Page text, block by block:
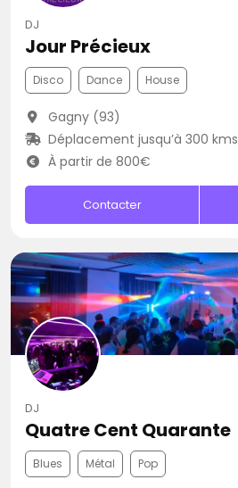
DJ
Jour Précieux
Disco Dance House
Gagny (93)
Déplacement jusqu’à 300 kms
À partir de 800€
Contacter
DJ
Quatre Cent Quarante
Blues Métal Pop